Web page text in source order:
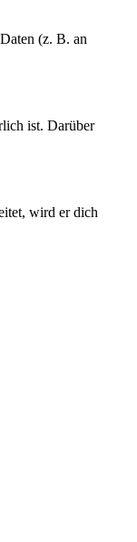
(z. B. an
ist. Darüber
wird er dich